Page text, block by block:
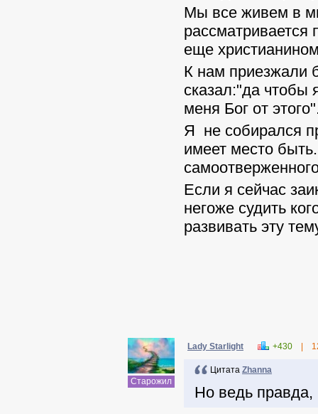
Мы все живем в
рассматривается
еще
К нам приезжали
сказал:"да чтобы
меня Бог от
Я не собирался
имеет место
Если я сейчас
негоже судить
развивать эту
Старожил
Lady Starlight +430
Цитата Zhanna
Но ведь правда,